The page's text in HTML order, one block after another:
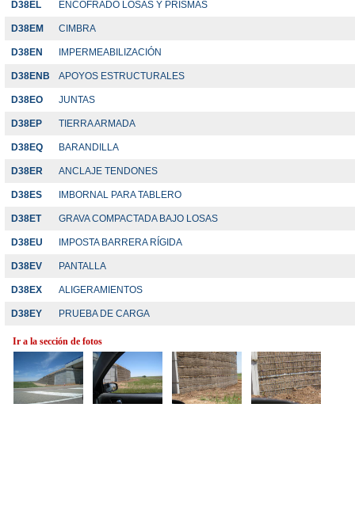
D38EL ENCOFRADO LOSAS Y PRISMAS
D38EM CIMBRA
D38EN IMPERMEABILIZACIÓN
D38ENB APOYOS ESTRUCTURALES
D38EO JUNTAS
D38EP TIERRA ARMADA
D38EQ BARANDILLA
D38ER ANCLAJE TENDONES
D38ES IMBORNAL PARA TABLERO
D38ET GRAVA COMPACTADA BAJO LOSAS
D38EU IMPOSTA BARRERA RÍGIDA
D38EV PANTALLA
D38EX ALIGERAMIENTOS
D38EY PRUEBA DE CARGA
Ir a la sección de fotos